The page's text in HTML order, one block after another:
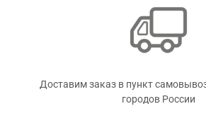
Доставим заказ в пункт
городов России